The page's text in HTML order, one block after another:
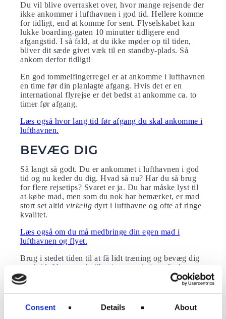
Consent Details About
Du vil blive overrasket over, hvor mange rejsende der
ikke ankommer i lufthavnen i god tid. Hellere komme
for tidligt, end at komme for sent. Flyselskabet kan
lukke boarding-gaten 10 minutter tidligere end
afgangstid. I så fald, at du ikke møder op til tiden,
bliver dit sæde givet væk til en standby-plads. Så
ankom derfor tidligt!
En god tommelfingerregel er at ankomme i lufthavnen
en time før din planlagte afgang. Hvis det er en
international flyrejse er det bedst at ankomme ca. to
timer før afgang.
Læs også hvor lang tid før afgang du skal ankomme i
lufthavnen.
BEVÆG DIG
Så langt så godt. Du er ankommet i lufthavnen i god
tid og nu keder du dig. Hvad så nu? Har du så brug
for flere rejsetips? Svaret er ja. Du har måske lyst til
at købe mad, men som du nok har bemærket, er mad
stort set altid virkelig dyrt i lufthavne og ofte af ringe
kvalitet.
Læs også om du må medbringe din egen mad i
lufthavnen og flyet.
Brug i stedet tiden til at få lidt træning og bevæg dig
rundt i lufthavnen, hvilket især er vigtigt, når du nu
skal sidde ned i de næste par timer.
Læs også om 10 gode strækøvelser.
Du skal selvfølgelig ikke bevæge dig og motionere